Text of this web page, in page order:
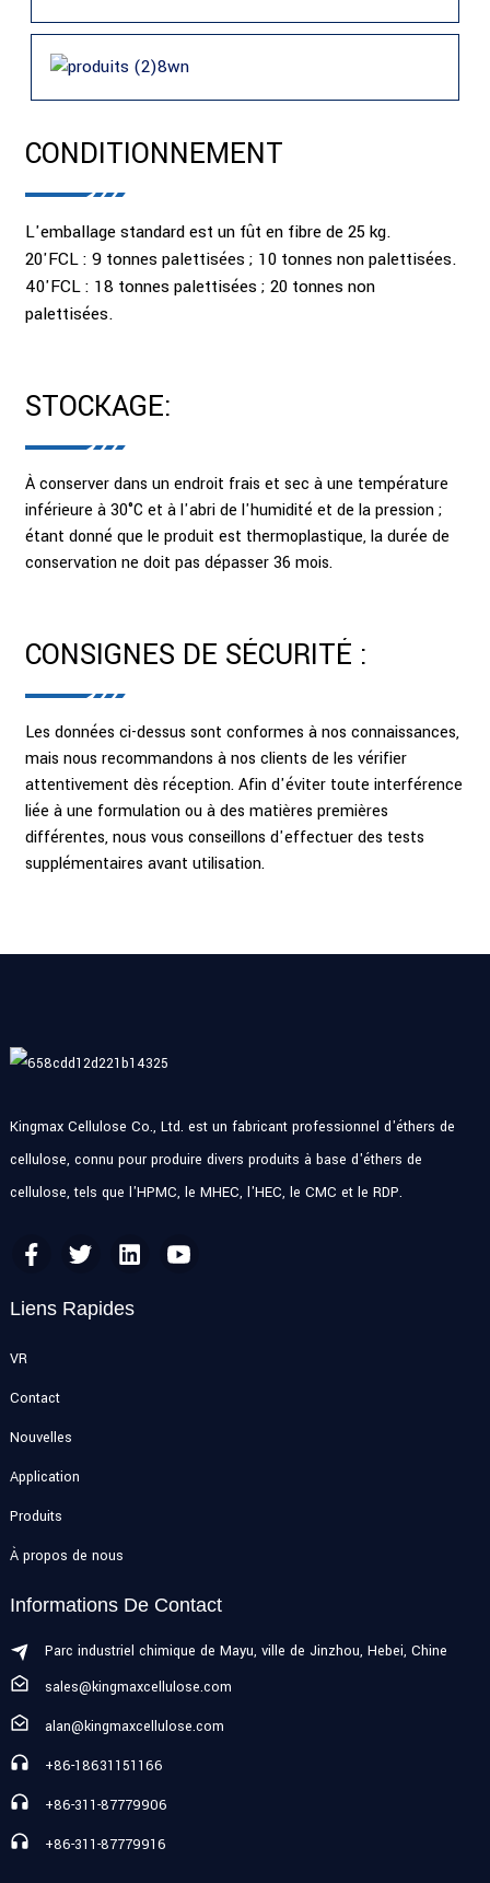
CONDITIONNEMENT
L'emballage standard est un fût en fibre de 25 kg.
20'FCL : 9 tonnes palettisées ; 10 tonnes non palettisées.
40'FCL : 18 tonnes palettisées ; 20 tonnes non
palettisées.
STOCKAGE:
À conserver dans un endroit frais et sec à une température
inférieure à 30°C et à l'abri de l'humidité et de la pression ;
étant donné que le produit est thermoplastique, la durée de
conservation ne doit pas dépasser 36 mois.
CONSIGNES DE SÉCURITÉ :
Les données ci-dessus sont conformes à nos connaissances,
mais nous recommandons à nos clients de les vérifier
attentivement dès réception. Afin d'éviter toute interférence
liée à une formulation ou à des matières premières
différentes, nous vous conseillons d'effectuer des tests
supplémentaires avant utilisation.
Kingmax Cellulose Co., Ltd. est un fabricant professionnel d'éthers de
cellulose, connu pour produire divers produits à base d'éthers de
cellulose, tels que l'HPMC, le MHEC, l'HEC, le CMC et le RDP.
Liens Rapides
VR
Contact
Nouvelles
Application
Produits
À propos de nous
Informations De Contact
Parc industriel chimique de Mayu, ville de Jinzhou, Hebei, Chine
sales@kingmaxcellulose.com
alan@kingmaxcellulose.com
+86-18631151166
+86-311-87779906
+86-311-87779916